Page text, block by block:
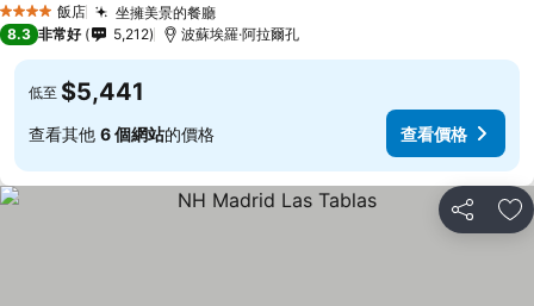
4 星級 飯店 坐擁美景的餐廳
8.3 非常好 5,212 波蘇埃羅·阿拉爾孔
低至 $5,441
查看其他 6 個網站的價格 查看價格
分享 加